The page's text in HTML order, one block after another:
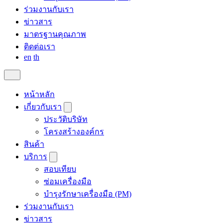
ร่วมงานกับเรา
ข่าวสาร
มาตรฐานคุณภาพ
ติดต่อเรา
en th
หน้าหลัก
เกี่ยวกับเรา
ประวัติบริษัท
โครงสร้างองค์กร
สินค้า
บริการ
สอบเทียบ
ซ่อมเครื่องมือ
บำรุงรักษาเครื่องมือ (PM)
ร่วมงานกับเรา
ข่าวสาร